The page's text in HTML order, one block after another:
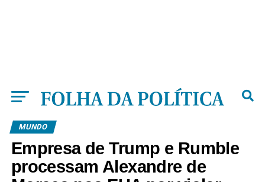
MUNDO
Empresa de Trump e Rumble
processam Alexandre de